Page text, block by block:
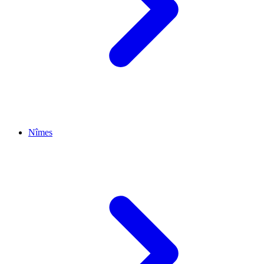
Nîmes